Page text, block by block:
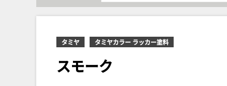
タミヤ タミヤカラー ラッカー塗料
スモーク